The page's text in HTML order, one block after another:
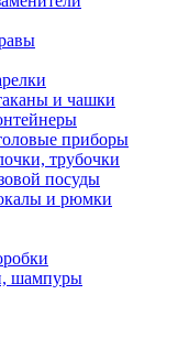
и чашки
приборы
трубочки
посуды
и рюмки
шампуры